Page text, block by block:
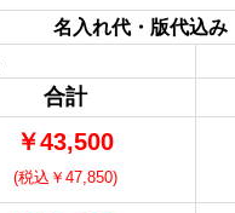
名入れ代・版代込み
合計
￥43,500
(税込￥47,850)